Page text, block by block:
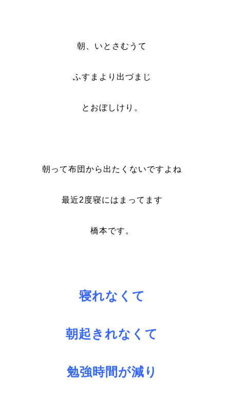
朝、いとさむうて
ふすまより出づまじ
とおぼしけり。
朝って布団から出たくないですよね
最近2度寝にはまってます
橋本です。
寝れなくて
朝起きれなくて
勉強時間が減り